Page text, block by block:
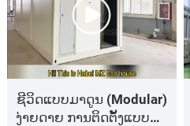
ຊີວິດແບບມາດູນ (Modular)
ງ່າຍດາຍ ການຕິດຕັ້ງແບບສະ